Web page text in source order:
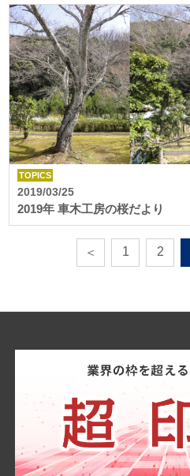
TOPICS
2019/03/25
2019年 車木工房の桜だより
＜ 1 2